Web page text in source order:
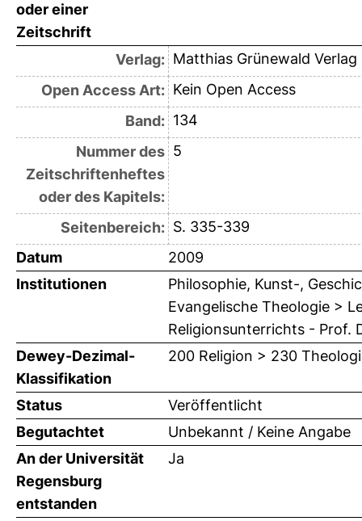
oder einer
Zeitschrift
Verlag: Matthias Grünewald
Open Access Art: Kein Open Access
Band: 134
Nummer des
Zeitschriftenheftes
oder des Kapitels:
5
Seitenbereich: S. 335-339
Datum
2009
Institutionen
Philosophie, Kunst-,
Evangelische Theologie >
Religionsunterrichts - Prof.
Dewey-Dezimal-
Klassifikation
200 Religion > 230
Status
Veröffentlicht
Begutachtet
Unbekannt / Keine Angabe
An der Universität
Regensburg
entstanden
Ja